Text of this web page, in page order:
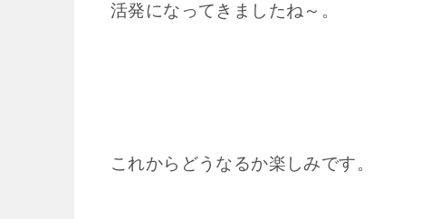
活発になってきましたね～。
これからどうなるか楽しみです。